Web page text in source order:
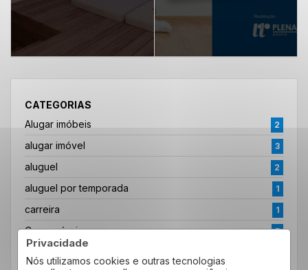
Privacidade
Nós utilizamos cookies e outras tecnologias
CATEGORIAS
Alugar imóbeis
2
alugar imóvel 3
aluguel 2
aluguel por temporada 1
carreira 1
Casa própria 5